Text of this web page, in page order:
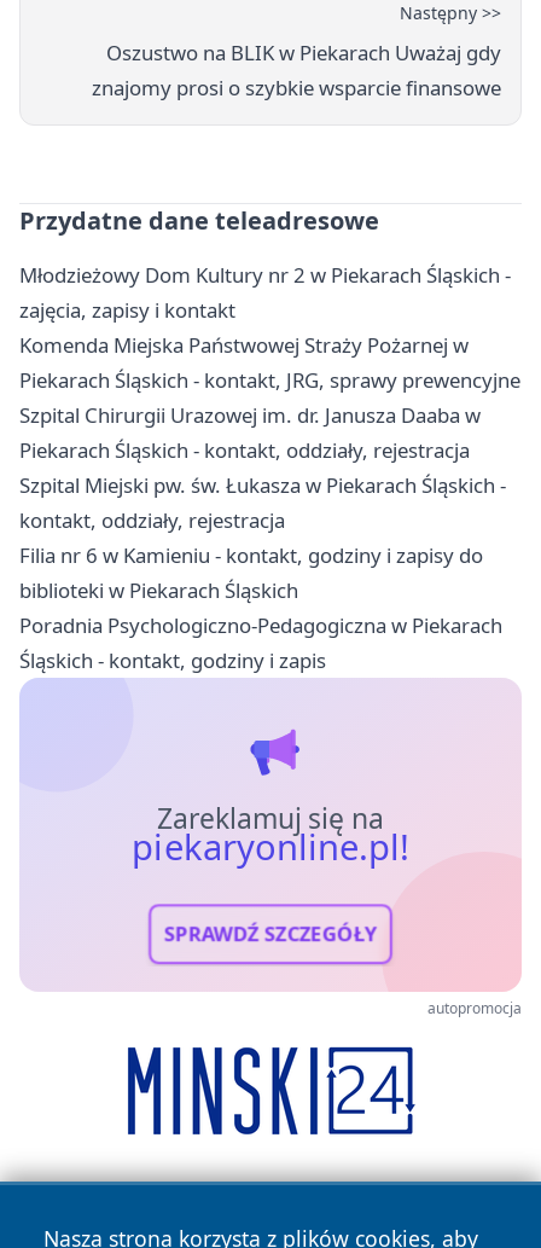
Następny >>
Oszustwo na BLIK w Piekarach Uważaj gdy
znajomy prosi o szybkie wsparcie finansowe
Przydatne dane teleadresowe
Młodzieżowy Dom Kultury nr 2 w Piekarach Śląskich -
zajęcia, zapisy i kontakt
Komenda Miejska Państwowej Straży Pożarnej w
Piekarach Śląskich - kontakt, JRG, sprawy prewencyjne
Szpital Chirurgii Urazowej im. dr. Janusza Daaba w
Piekarach Śląskich - kontakt, oddziały, rejestracja
Szpital Miejski pw. św. Łukasza w Piekarach Śląskich -
kontakt, oddziały, rejestracja
Filia nr 6 w Kamieniu - kontakt, godziny i zapisy do
biblioteki w Piekarach Śląskich
Poradnia Psychologiczno-Pedagogiczna w Piekarach
Śląskich - kontakt, godziny i zapis
Zareklamuj się na
piekaryonline.pl!
SPRAWDŹ SZCZEGÓŁY
autopromocja
Nasza strona korzysta z plików cookies, aby